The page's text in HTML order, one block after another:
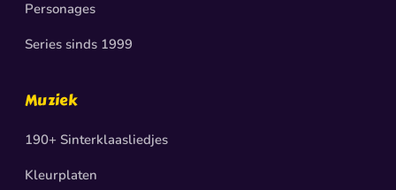
Personages
Series sinds 1999
Muziek
190+ Sinterklaasliedjes
Kleurplaten